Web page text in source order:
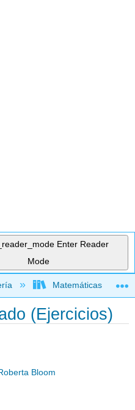
Enter Reader
Mode
global
Matemáticas
(Ejercicios)
Bloom